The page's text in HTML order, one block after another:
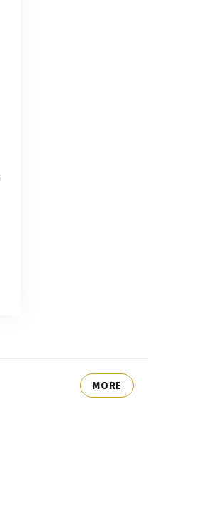
MORE